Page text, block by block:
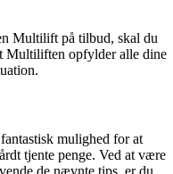
Multilift på tilbud, skal du
Multiliften opfylder alle dine
mulighed for at
tjente penge. Ved at være